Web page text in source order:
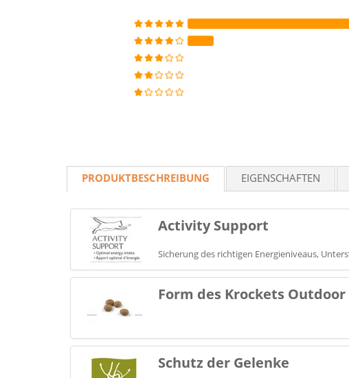
PRODUKTBESCHREIBUNG EIGENSCHAFTEN
Activity Support
Sicherung des richtigen Energieniveaus,
Form des Krockets Outdoor
Schutz der Gelenke